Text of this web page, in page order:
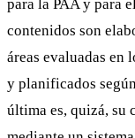
para la PAA y para
contenidos son
áreas evaluadas en
y planificados
última es, quizá, su